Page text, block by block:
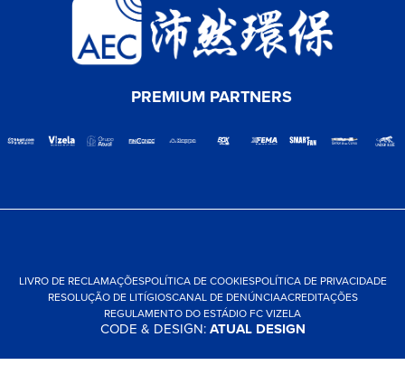
PREMIUM PARTNERS
LIVRO DE RECLAMAÇÕESPOLÍTICA DE COOKIESPOLÍTICA DE PRIVACIDADE
RESOLUÇÃO DE LITÍGIOSCANAL DE DENÚNCIAACREDITAÇÕES
REGULAMENTO DO ESTÁDIO FC VIZELA
CODE & DESIGN:ATUAL DESIGN